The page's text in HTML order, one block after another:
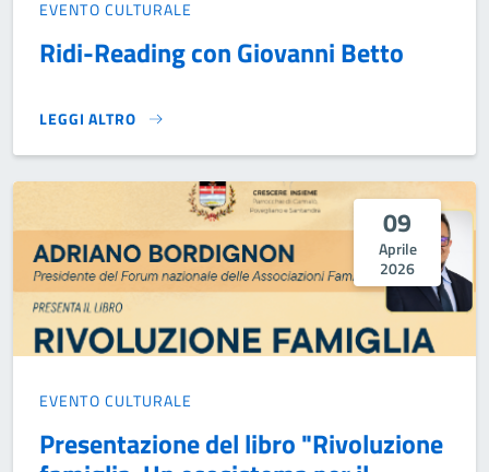
EVENTO CULTURALE
Ridi-Reading con Giovanni Betto
LEGGI ALTRO
RIDI-READING CON GIOVANNI BETTO}
09
Aprile
2026
EVENTO CULTURALE
Presentazione del libro "Rivoluzione